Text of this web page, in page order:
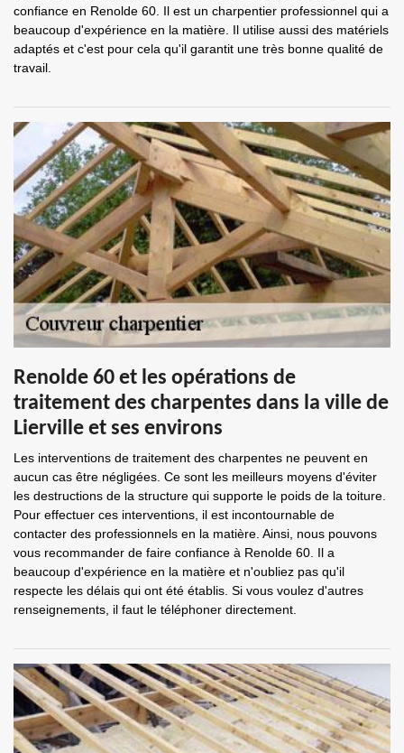
confiance en Renolde 60. Il est un charpentier professionnel qui a
beaucoup d'expérience en la matière. Il utilise aussi des matériels
adaptés et c'est pour cela qu'il garantit une très bonne qualité de
travail.
Renolde 60 et les opérations de
traitement des charpentes dans la ville de
Lierville et ses environs
Les interventions de traitement des charpentes ne peuvent en
aucun cas être négligées. Ce sont les meilleurs moyens d'éviter
les destructions de la structure qui supporte le poids de la toiture.
Pour effectuer ces interventions, il est incontournable de
contacter des professionnels en la matière. Ainsi, nous pouvons
vous recommander de faire confiance à Renolde 60. Il a
beaucoup d'expérience en la matière et n'oubliez pas qu'il
respecte les délais qui ont été établis. Si vous voulez d'autres
renseignements, il faut le téléphoner directement.